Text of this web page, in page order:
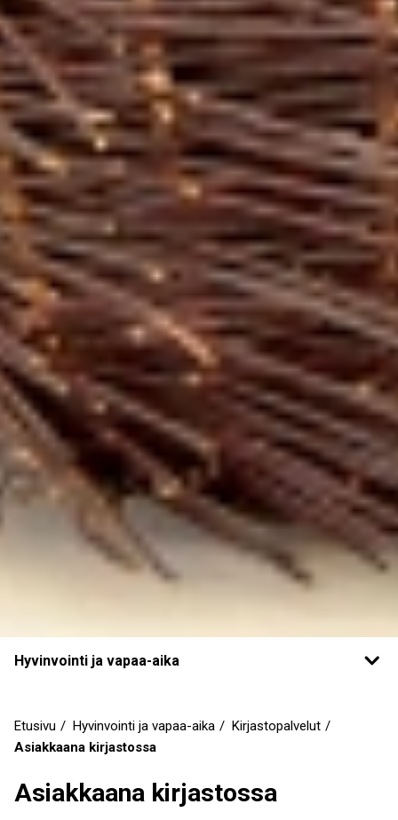
Hyvinvointi ja vapaa-aika
Murupolku
Etusivu Hyvinvointi ja vapaa-aika
Kirjastopalvelut
Asiakkaana kirjastossa
Asiakkaana kirjastossa